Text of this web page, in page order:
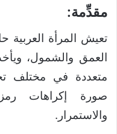
مقدِّمة:
تعيش المرأة العربية
العمق والشمول،
متعددة في مختلف
صورة إكراهات
والاستمرار.